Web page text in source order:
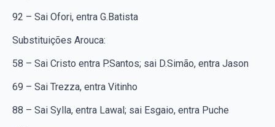
92 – Sai Ofori, entra G.Batista
Substituições Arouca:
58 – Sai Cristo entra P.Santos; sai D.Simão, entra Jason
69 – Sai Trezza, entra Vitinho
88 – Sai Sylla, entra Lawal; sai Esgaio, entra Puche